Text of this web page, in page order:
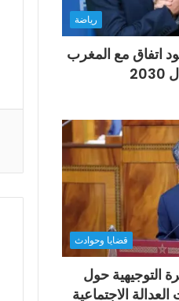
رياضة
اتفاق مع المغرب
قضايا وحوادث
التوجيهية حول
ثوابت العدالة الاجتماعية